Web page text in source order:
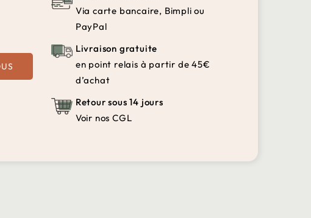
Via carte bancaire, Bimpli ou
PayPal
Livraison gratuite
en point relais à partir de 45€
d’achat
Retour sous 14 jours
Voir nos CGL